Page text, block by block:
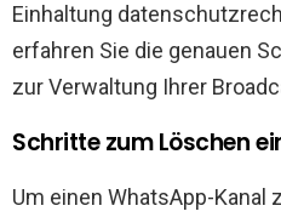
Einhaltung
erfahren Sie die genauen
zur Verwaltung Ihrer
Schritte zum Löschen
Um einen WhatsApp-Kanal